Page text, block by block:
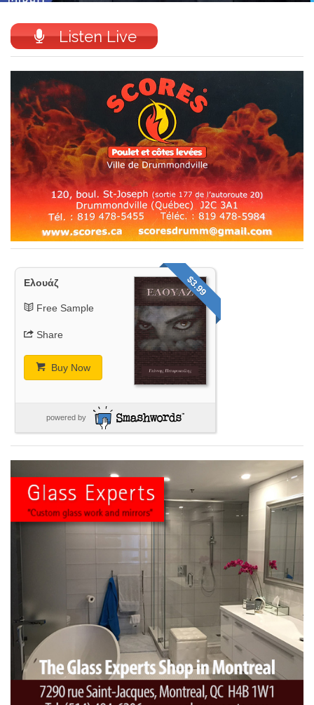
Listen Live
$3.99
Ελουάζ
Free Sample
Share
Buy Now
powered by